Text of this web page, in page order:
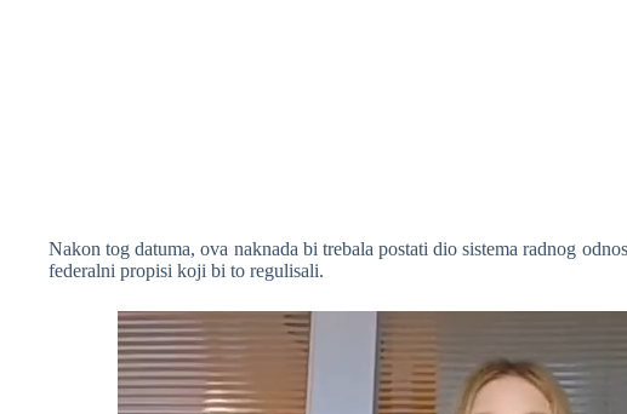
Nakon tog datuma, ova naknada bi trebala postati dio sistema radnog
federalni propisi koji bi to regulisali.